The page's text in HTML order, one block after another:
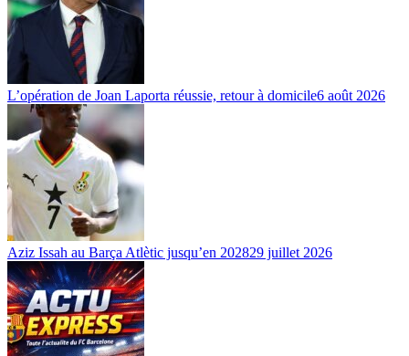
L’opération de Joan Laporta réussie, retour à domicile6 août 2026
Aziz Issah au Barça Atlètic jusqu’en 202829 juillet 2026